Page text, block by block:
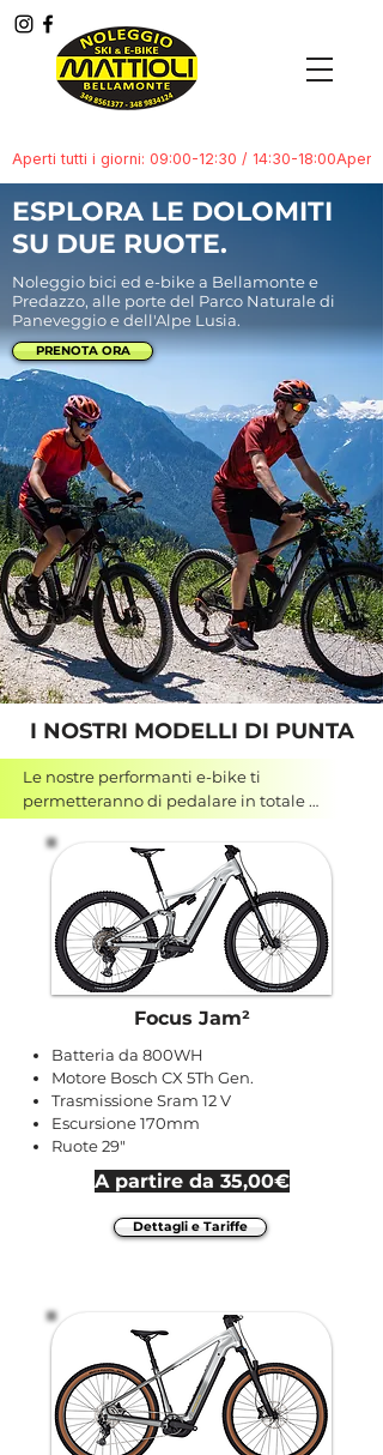
ESPLORA LE DOLOMITI
SU DUE RUOTE.
Noleggio bici ed e-bike a Bellamonte e
Predazzo, alle porte del Parco Naturale di
Paneveggio e dell'Alpe Lusia.
PRENOTA ORA
I NOSTRI MODELLI DI PUNTA
Le nostre performanti e-bike ti
permetteranno di pedalare in totale
tranquillità assieme alla famiglia lungo la
ciclabile delle valli di Fiemme e Fassa.
Avventurarti lungo itinerari mozzafiato e
immersi nella natura come la Val Venegia,
Paneveggio e l'Alpe Lusia. L'unico
pensiero sarà: a quando la prossima?
Focus Jam²
Batteria da 800WH
Motore Bosch CX 5Th Gen.
Trasmissione Sram 12 V
Escursione 170mm
Ruote 29"
A partire da 35,00€
Dettagli e Tariffe